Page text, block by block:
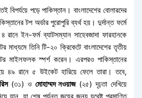
বিপর্যয়ে পড়ে পাকিস্তান। বাংলাদেশের বোলারদের
টপ অর্ডার পুরোপুরি ব্যর্থ হয়। দুর্দান্ত ফর্মে
রানে ইন-ফর্ম ব্যাটসম্যান সাহেবজাদা ফারহানকে
মাধ্যমে তিনি টি-২০ ক্রিকেটে বাংলাদেশের তৃতীয়
মাইলফলক স্পর্শ করেন। এরপরও পাকিস্তানের
৪৯ রানে ৫ উইকেট হারিয়ে ফেলে তারা। তবে,
(৩১) ও মোহাম্মদ নওয়াজ(২৫) দৃঢ়তা দেখিয়ে